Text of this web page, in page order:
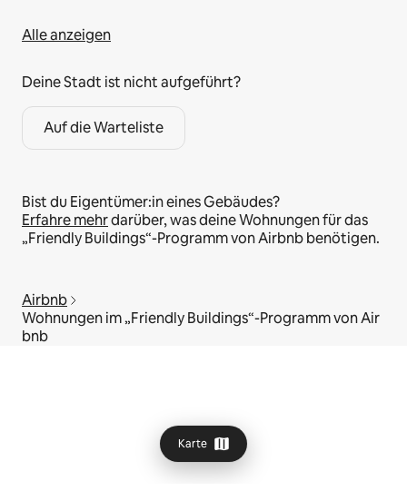
Karte
Alle anzeigen
Deine Stadt ist nicht aufgeführt?
Auf die Warteliste
Bist du Eigentümer:in eines Gebäudes?
Erfahre mehrdarüber, was deine Wohnungen für das
„Friendly Buildings“-Programm von Airbnb benötigen.
Airbnb
Wohnungen im „Friendly Buildings“-Programm von Air
bnb